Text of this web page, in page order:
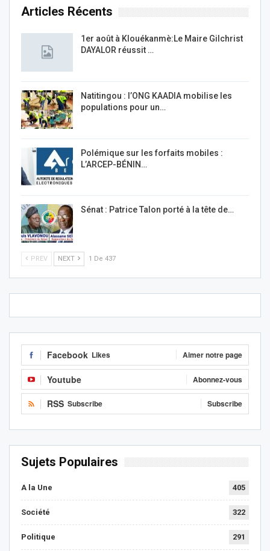
Articles Récents
1er août à Klouékanmè:Le Maire Gilchrist
DAYALOR réussit …
Natitingou : l’ONG KAADIA mobilise les
populations pour un…
Polémique sur les forfaits mobiles :
L’ARCEP-BÉNIN…
Sénat : Patrice Talon porté à la tête de…
PREV NEXT 1 De 437
Facebook Likes Aimer notre page
Youtube Abonnez-vous
RSS Subscribe Subscribe
Sujets Populaires
A la Une 405
Société 322
Politique 291